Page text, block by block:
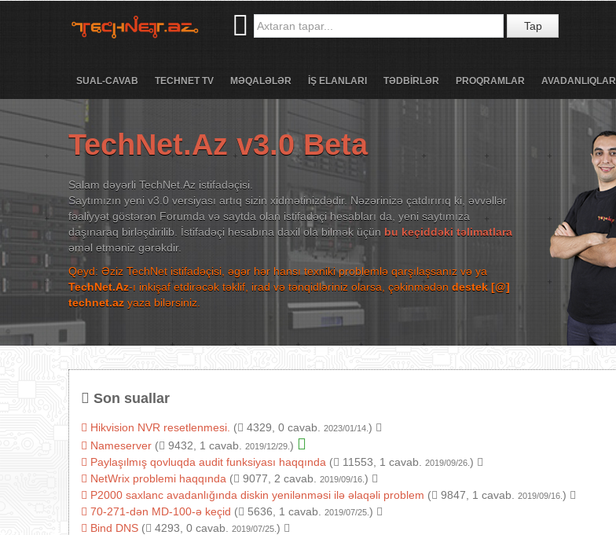
Tap
SUAL-CAVAB TECHNET TV MƏQALƏLƏR İŞ ELANLARI TƏDBİRLƏR PROQRAMLAR AVADANLIQLAR
TechNet.Az v3.0 Beta
Salam dəyərli TechNet.Az istifadəçisi.
Saytımızın yeni v3.0 versiyası artıq sizin xidmətinizdədir. Nəzərinizə çatdırırıq ki, əvvəllər
fəaliyyət göstərən Forumda və saytda olan istifadəçi hesabları da, yeni saytımıza
daşınaraq birləşdirilib. İstifadəçi hesabına daxil ola bilmək üçün bu keçiddəki təlimatlara
əməl etməniz gərəkdir.
Qeyd: Əziz TechNet istifadəçisi, əgər hər hansı texniki problemlə qarşılaşsanız və ya
TechNet.Az-ı inkişaf etdirəcək təklif, irad və tənqidləriniz olarsa, çəkinmədən destek [@]
technet.az yaza bilərsiniz.
Son suallar
Hikvision NVR resetlenmesi. ( 4329, 0 cavab. 2023/01/14. )
Nameserver ( 9432, 1 cavab. 2019/12/29. )
Paylaşılmış qovluqda audit funksiyası haqqında ( 11553, 1 cavab. 2019/09/26. )
NetWrix problemi haqqında ( 9077, 2 cavab. 2019/09/16. )
P2000 saxlanc avadanlığında diskin yenilənməsi ilə əlaqəli problem ( 9847, 1 cavab. 2019/09/16. )
70-271-dən MD-100-ə keçid ( 5636, 1 cavab. 2019/07/25. )
Bind DNS ( 4293, 0 cavab. 2019/07/25. )